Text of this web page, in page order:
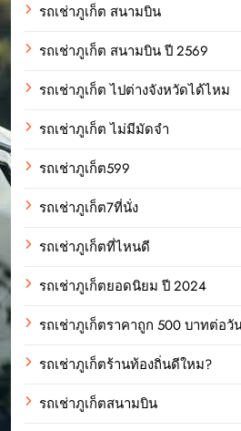
รถเช่าภูเก็ต สนามบิน
รถเช่าภูเก็ต สนามบิน ปี 2569
รถเช่าภูเก็ต ไปต่างจังหวัดได้ไหม
รถเช่าภูเก็ต ไม่มีมัดจำ
รถเช่าภูเก็ต599
รถเช่าภูเก็ต7ที่นั่ง
รถเช่าภูเก็ตที่ไหนดี
รถเช่าภูเก็ตยอดนิยม ปี 2024
รถเช่าภูเก็ตราคาถูก 500 บาทต่อวั
รถเช่าภูเก็ตร้านท้องถิ่นดีใหม?
รถเช่าภูเก็ตสนามบิน